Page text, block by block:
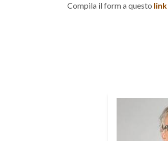
Compila il form a questo link